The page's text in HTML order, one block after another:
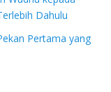
Dahulu
Pertama yang